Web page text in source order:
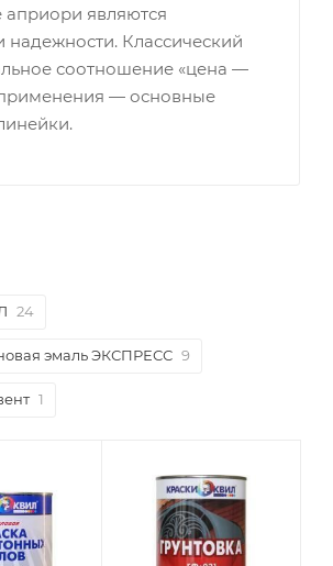
априори являются
надежности. Классический
соотношение «цена —
применения — основные
24
эмаль ЭКСПРЕСС 9
1